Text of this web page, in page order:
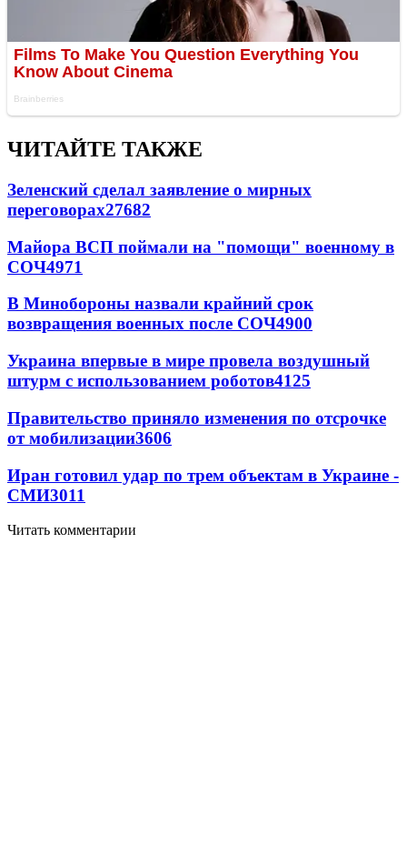
ЧИТАЙТЕ ТАКЖЕ
Зеленский сделал заявление о мирных
переговорах27682
Майора ВСП поймали на "помощи" военному в
СОЧ4971
В Минобороны назвали крайний срок
возвращения военных после СОЧ4900
Украина впервые в мире провела воздушный
штурм с использованием роботов4125
Правительство приняло изменения по отсрочке
от мобилизации3606
Иран готовил удар по трем объектам в Украине -
СМИ3011
Читать комментарии